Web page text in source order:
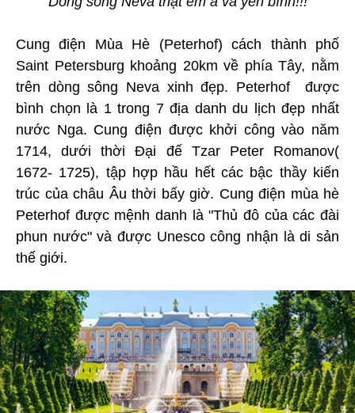
Cung điện Mùa Hè (Peterhof) cách thành phố
Saint Petersburg khoảng 20km về phía Tây, nằm
trên dòng sông Neva xinh đẹp. Peterhof được
bình chọn là 1 trong 7 địa danh du lịch đẹp nhất
nước Nga. Cung điện được khởi công vào năm
1714, dưới thời Đại đế Tzar Peter Romanov(
1672- 1725), tập hợp hầu hết các bậc thầy kiến
trúc của châu Âu thời bấy giờ. Cung điện mùa hè
Peterhof được mệnh danh là "Thủ đô của các đài
phun nước" và được Unesco công nhận là di sản
thế giới.